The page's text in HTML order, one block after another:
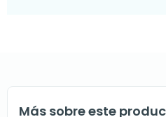
Más sobre este